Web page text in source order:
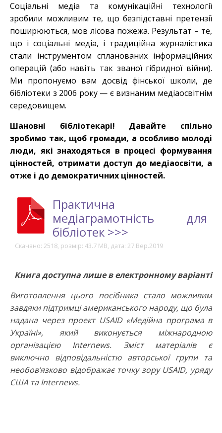
Соціальні медіа та комунікаційні технології
зробили можливим те, що безпідставні претензії
поширюються, мов лісова пожежа. Результат – те,
що і соціальні медіа, і традиційна журналістика
стали інструментом спланованих інформаційних
операцій (або навіть так званої гібридної війни).
Ми пропонуємо вам досвід фінської школи, де
бібліотеки з 2006 року — є визнаним медіаосвітнім
середовищем.
Шановні бібліотекарі! Давайте спільно
зробимо так, щоб громади, а особливо молоді
люди, які знаходяться в процесі формування
цінностей, отримати доступ до медіаосвіти, а
отже і до демократичних цінностей.
Практична
медіаграмотність для
бібліотек >>>
Скачано: 2518, розмір: 43.7 MB, дата: 27.Вер.2019
Книга доступна лише в електронному варіанті
Виготовлення цього посібника стало можливим
завдяки підтримці американського народу, що була
надана через проект USAID «Медійна програма в
Україні», який виконується міжнародною
організацією Internews. Зміст матеріалів є
виключно відповідальністю авторської групи та
необов’язково відображає точку зору USAID, уряду
США та Internews.